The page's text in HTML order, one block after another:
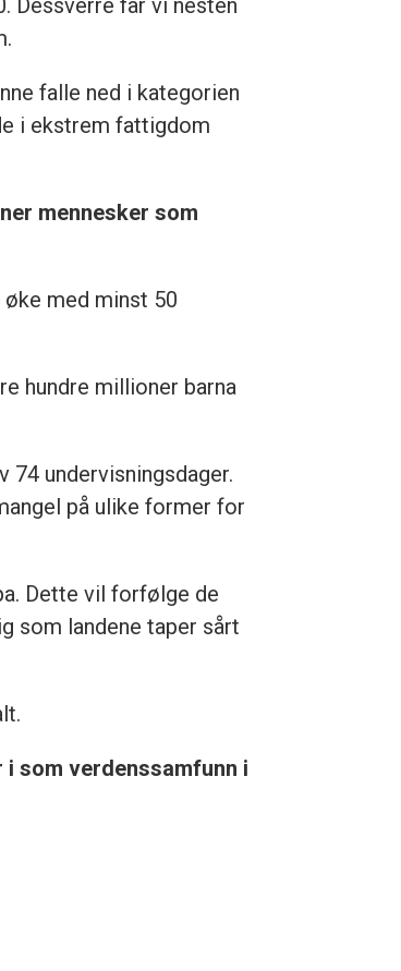
falle ned i kategorien
i ekstrem fattigdom
mennesker som
med minst 50
hundre millioner barna
74 undervisningsdager.
på ulike former for
Dette vil forfølge de
som landene taper sårt
som verdenssamfunn i